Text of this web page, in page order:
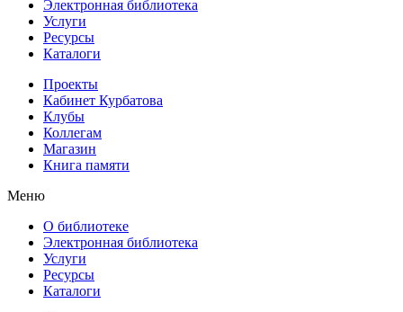
Электронная библиотека
Услуги
Ресурсы
Каталоги
Проекты
Кабинет Курбатова
Клубы
Коллегам
Магазин
Книга памяти
Меню
О библиотеке
Электронная библиотека
Услуги
Ресурсы
Каталоги